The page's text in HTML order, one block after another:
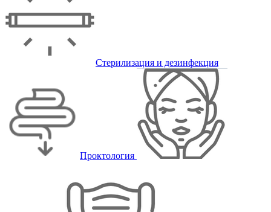
Стерилизация и дезинфекция
Проктология